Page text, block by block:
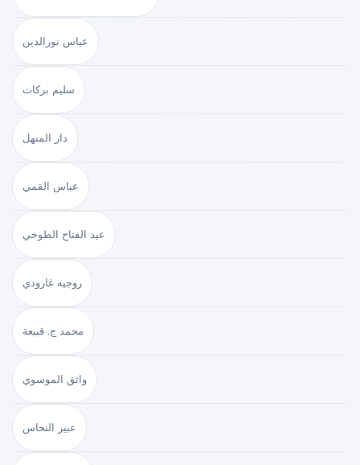
عباس نورالدين
سليم بركات
دار المنهل
عباس القمي
عبد الفتاح الطوخي
روجيه غارودي
محمد ج. قبيعة
واثق الموسوي
عبير النحاس